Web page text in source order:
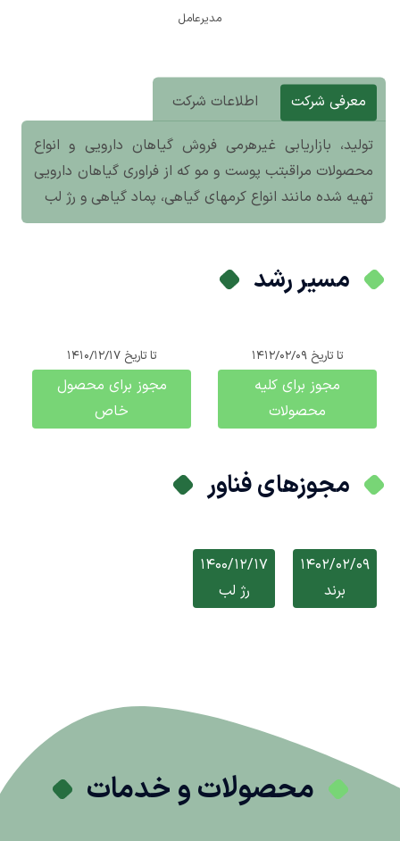
مدیرعامل
معرفی شرکت اطلاعات شرکت
تولید، بازاریابی غیرهرمی فروش گیاهان دارویی و انواع
محصولات مراقبتب پوست و مو که از فراوری گیاهان دارویی
تهیه شده مانند انواع کرمهای گیاهی، پماد گیاهی و رژ لب
مسیر رشد
تا تاریخ
مجوز برای کلیه
محصولات
تا تاریخ
مجوز برای محصول
خاص
مجوزهای فناور
1402/02/09
برند
1400/12/17
رژ لب
محصولات و خدمات